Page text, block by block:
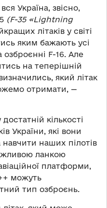
Україна, звісно,
(F-35 «Lightning
літаків у світі
яким бажають усі
озброєнні F-16. Але
на теперішній
який літак
отримати, —
кількості
України, які вони
наших пілотів
ланкою
платформи,
можуть
тип озброєнь.